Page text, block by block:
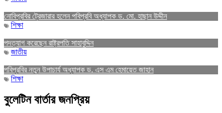
নোবিপ্রবির ট্রেজারার হলেন পবিপ্রবি অধ্যাপক ড. মো. হাছান উদ্দীন
শিক্ষা
পদত্যাগ করেছেন রাষ্ট্রপতি সাহাবুদ্দিন
জাতীয়
পবিপ্রবির নতুন উপাচার্য অধ্যাপক ড. এস এম হেমায়েত জাহান
শিক্ষা
বুলেটিন বার্তার জনপ্রিয়